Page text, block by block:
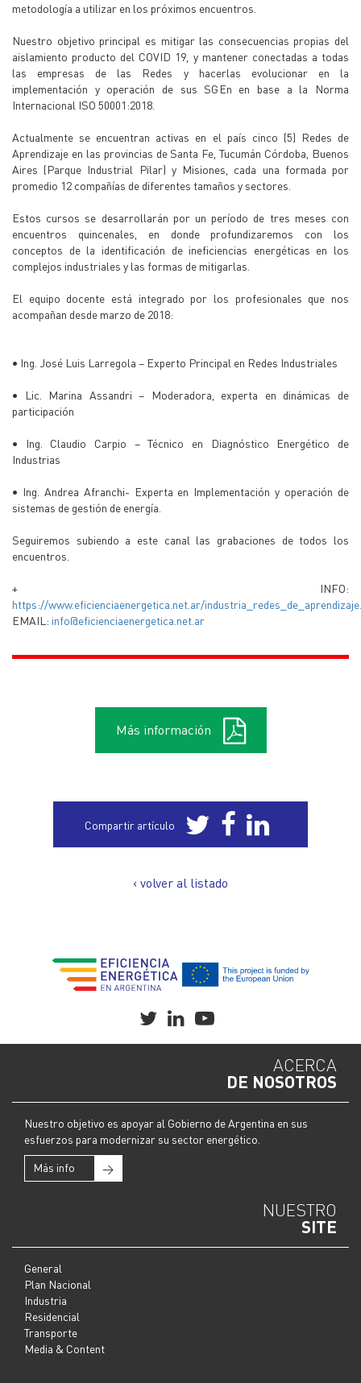
metodología a utilizar en los próximos encuentros.
Nuestro objetivo principal es mitigar las consecuencias propias del
aislamiento producto del COVID 19, y mantener conectadas a todas
las empresas de las Redes y hacerlas evolucionar en la
implementación y operación de sus SGEn en base a la Norma
Internacional ISO 50001:2018.
Actualmente se encuentran activas en el país cinco (5) Redes de
Aprendizaje en las provincias de Santa Fe, Tucumán Córdoba, Buenos
Aires (Parque Industrial Pilar) y Misiones, cada una formada por
promedio 12 compañías de diferentes tamaños y sectores.
Estos cursos se desarrollarán por un período de tres meses con
encuentros quincenales, en donde profundizaremos con los
conceptos de la identificación de ineficiencias energéticas en los
complejos industriales y las formas de mitigarlas.
El equipo docente está integrado por los profesionales que nos
acompañan desde marzo de 2018:
• Ing. José Luis Larregola – Experto Principal en Redes Industriales
• Lic. Marina Assandri – Moderadora, experta en dinámicas de
participación
• Ing. Claudio Carpio – Técnico en Diagnóstico Energético de
Industrias
• Ing. Andrea Afranchi- Experta en Implementación y operación de
sistemas de gestión de energía.
Seguiremos subiendo a este canal las grabaciones de todos los
encuentros.
+ INFO:
https://www.eficienciaenergetica.net.ar/
EMAIL: info@eficienciaenergetica.net.ar
Más información
Compartir artículo
‹ volver al listado
ACERCA
DE NOSOTROS
Nuestro objetivo es apoyar al Gobierno de Argentina en sus
esfuerzos para modernizar su sector energético.
Más info
→
NUESTRO
SITE
General
Plan Nacional
Industria
Residencial
Transporte
Media & Content